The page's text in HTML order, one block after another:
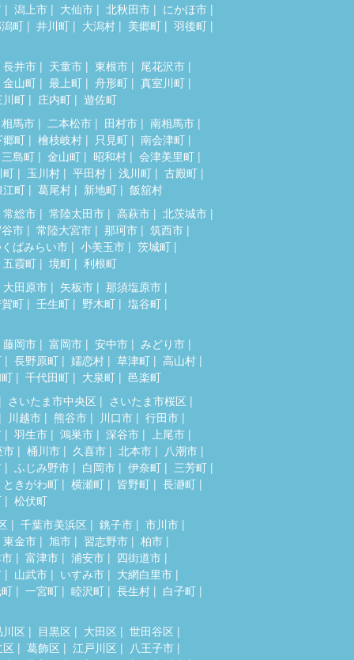
潟上市 大仙市 北秋田市
にかほ市
町
井川町 大潟村 美郷町 羽後町
長井市 天童市 東根市
尾花沢市
金山町
最上町 舟形町
真室川町
川町
庄内町
遊佐町
相馬市
二本松市 田村市
南相馬市
郷町
檜枝岐村 只見町
南会津町
三島町
金山町 昭和村
会津美里町
町
玉川村 平田村 浅川町
古殿町
江町
葛尾村 新地町
飯舘村
常総市
常陸太田市 高萩市
北茨城市
市
常陸大宮市 那珂市
筑西市
ばみらい市
小美玉市
茨城町
五霞町
境町
利根町
大田原市
矢板市
那須塩原市
町
壬生町 野木町 塩谷町
藤岡市 富岡市 安中市
みどり市
長野原町 嬬恋村 草津町
高山村
千代田町 大泉町
邑楽町
さいたま市中央区
さいたま市桜区
川越市
熊谷市 川口市
行田市
羽生市 鴻巣市 深谷市
上尾市
市
桶川市 久喜市 北本市
八潮市
ふじみ野市 白岡市 伊奈町
三芳町
ときがわ町
横瀬町 皆野町
長瀞町
松伏町
千葉市美浜区 銚子市
市川市
東金市
旭市 習志野市
柏市
富津市 浦安市
四街道市
山武市 いすみ市
大網白里市
一宮町 睦沢町 長生村 白子町
川区 目黒区 大田区
世田谷区
葛飾区 江戸川区
八王子市